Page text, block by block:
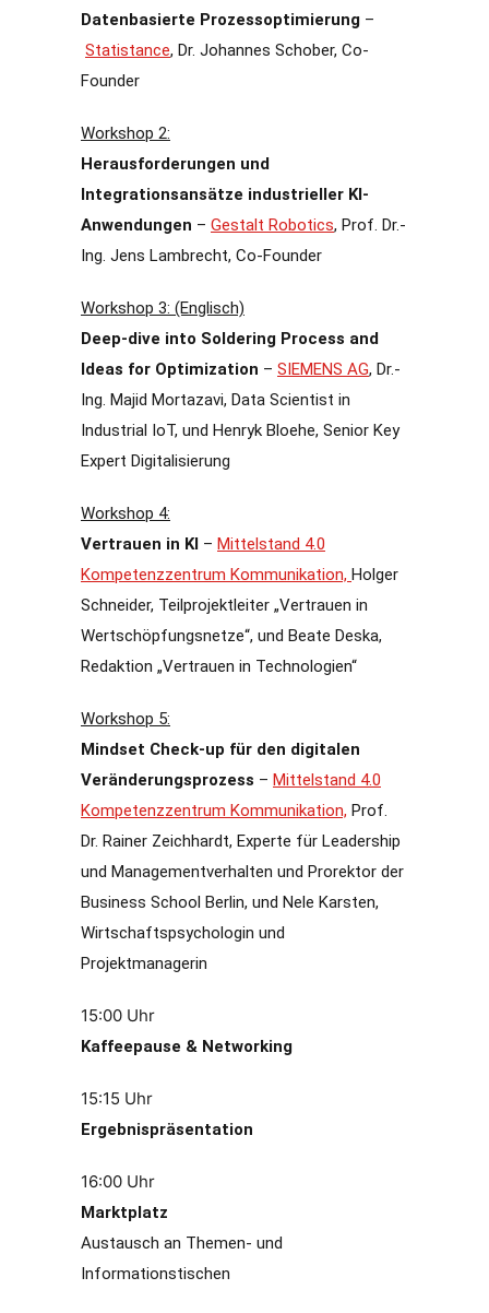
Datenbasierte Prozessoptimierung –
Statistance, Dr. Johannes Schober, Co-
Founder
Workshop 2:
Herausforderungen und
Integrationsansätze industrieller KI-
Anwendungen – Gestalt Robotics, Prof. Dr.-
Ing. Jens Lambrecht, Co-Founder
Workshop 3: (Englisch)
Deep-dive into Soldering Process and
Ideas for Optimization – SIEMENS AG, Dr.-
Ing. Majid Mortazavi, Data Scientist in
Industrial IoT, und Henryk Bloehe, Senior Key
Expert Digitalisierung
Workshop 4:
Vertrauen in KI – Mittelstand 4.0
Kompetenzzentrum Kommunikation, Holger
Schneider, Teilprojektleiter „Vertrauen in
Wertschöpfungsnetze“, und Beate Deska,
Redaktion „Vertrauen in Technologien“
Workshop 5:
Mindset Check-up für den digitalen
Veränderungsprozess – Mittelstand 4.0
Kompetenzzentrum Kommunikation, Prof.
Dr. Rainer Zeichhardt, Experte für Leadership
und Managementverhalten und Prorektor der
Business School Berlin, und Nele Karsten,
Wirtschaftspsychologin und
Projektmanagerin
15:00 Uhr
Kaffeepause & Networking
15:15 Uhr
Ergebnispräsentation
16:00 Uhr
Marktplatz
Austausch an Themen- und
Informationstischen